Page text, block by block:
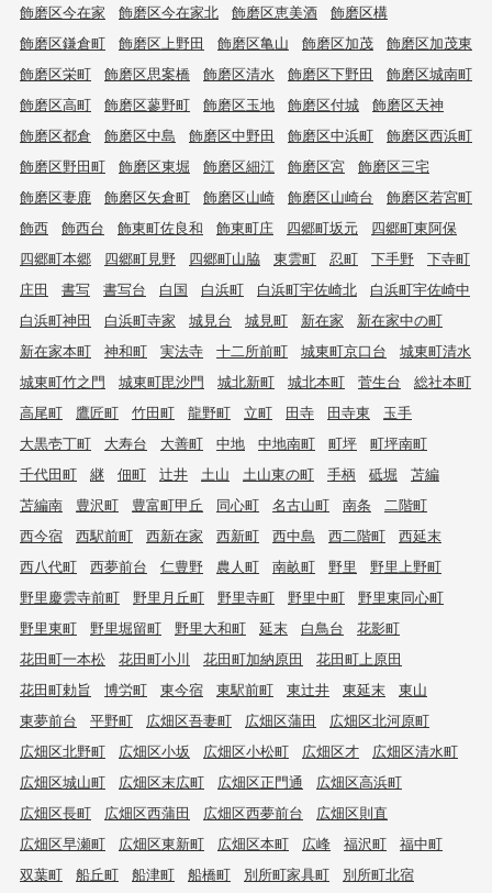
飾磨区今在家
飾磨区今在家北 飾磨区恵美酒
飾磨区構
飾磨区鎌倉町
飾磨区上野田 飾磨区亀山 飾磨区加茂
飾磨区加茂東
飾磨区栄町
飾磨区思案橋 飾磨区清水 飾磨区下野田
飾磨区城南町
飾磨区高町
飾磨区蓼野町 飾磨区玉地 飾磨区付城
飾磨区天神
飾磨区都倉
飾磨区中島 飾磨区中野田 飾磨区中浜町
飾磨区西浜町
飾磨区野田町
飾磨区東堀 飾磨区細江 飾磨区宮
飾磨区三宅
飾磨区妻鹿
飾磨区矢倉町 飾磨区山崎 飾磨区山崎台
飾磨区若宮町
飾西
飾西台 飾東町佐良和 飾東町庄 四郷町坂元
四郷町東阿保
四郷町本郷
四郷町見野 四郷町山脇 東雲町 忍町 下手野
下寺町
庄田
書写 書写台 白国 白浜町 白浜町宇佐崎北
白浜町宇佐崎中
白浜町神田
白浜町寺家 城見台 城見町 新在家
新在家中の町
新在家本町
神和町 実法寺 十二所前町 城東町京口台
城東町清水
城東町竹之門
城東町毘沙門 城北新町 城北本町 菅生台
総社本町
高尾町
鷹匠町 竹田町 龍野町 立町 田寺 田寺東
玉手
大黒壱丁町
大寿台 大善町 中地 中地南町 町坪
町坪南町
千代田町
継 佃町 辻井 土山 土山東の町 手柄 砥堀
苫編
苫編南
豊沢町 豊富町甲丘 同心町 名古山町 南条
二階町
西今宿
西駅前町 西新在家 西新町 西中島 西二階町
西延末
西八代町
西夢前台 仁豊野 農人町 南畝町 野里
野里上野町
野里慶雲寺前町
野里月丘町 野里寺町 野里中町
野里東同心町
野里東町
野里堀留町 野里大和町 延末 白鳥台
花影町
花田町一本松
花田町小川 花田町加納原田
花田町上原田
花田町勅旨
博労町 東今宿 東駅前町 東辻井 東延末
東山
東夢前台
平野町 広畑区吾妻町 広畑区蒲田
広畑区北河原町
広畑区北野町
広畑区小坂 広畑区小松町 広畑区才
広畑区清水町
広畑区城山町
広畑区末広町 広畑区正門通
広畑区高浜町
広畑区長町
広畑区西蒲田 広畑区西夢前台
広畑区則直
広畑区早瀬町
広畑区東新町 広畑区本町 広峰 福沢町
福中町
双葉町
船丘町 船津町 船橋町 別所町家具町
別所町北宿